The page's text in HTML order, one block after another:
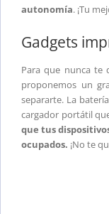
autonomía. ¡Tu
Gadgets
Para que nunca te
proponemos un
separarte. La batería
cargador portátil
que tus
ocupados. ¡No te